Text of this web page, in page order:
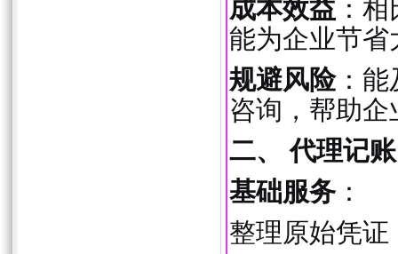
成本效益 ：
能为企业节
规避风险：能
咨询，帮助
二、 代理记
基础服务：
整理原始凭